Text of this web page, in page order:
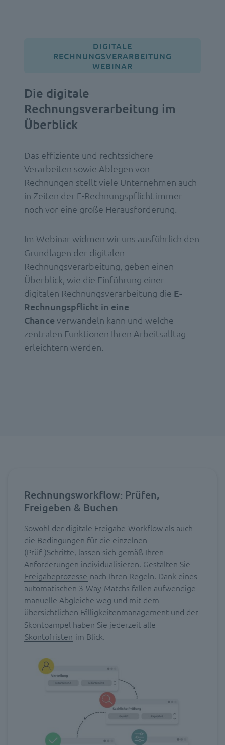
DIGITALE
RECHNUNGSVERARBEITUNG
WEBINAR
Die digitale
Rechnungsverarbeitung im
Überblick
Das effiziente und rechtssichere
Verarbeiten sowie Ablegen von
Rechnungen stellt viele Unternehmen auch
in Zeiten der E-Rechnungspflicht immer
noch vor eine große Herausforderung.
Im Webinar widmen wir uns ausführlich den
Grundlagen der digitalen
Rechnungsverarbeitung, geben einen
Überblick, wie die Einführung einer
digitalen Rechnungsverarbeitung die E-
Rechnungspflicht in eine
Chance verwandeln kann und welche
zentralen Funktionen Ihren Arbeitsalltag
erleichtern werden.
Rechnungsworkflow: Prüfen,
Freigeben & Buchen
Sowohl der digitale Freigabe-Workflow als auch
die Bedingungen für die einzelnen
(Prüf-)Schritte, lassen sich gemäß Ihren
Anforderungen individualisieren. Gestalten Sie
Freigabeprozesse nach Ihren Regeln. Dank eines
automatischen 3-Way-Matchs fallen aufwendige
manuelle Abgleiche weg und mit dem
übersichtlichen Fälligkeitenmanagement und der
Skontoampel haben Sie jederzeit alle
Skontofristen im Blick.